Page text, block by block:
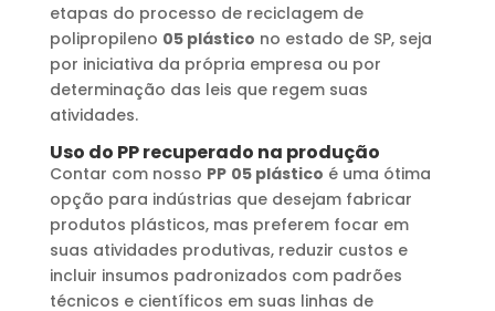
etapas do processo de reciclagem de
polipropileno 05 plástico no estado de SP, seja
por iniciativa da própria empresa ou por
determinação das leis que regem suas
atividades.
Uso do PPrecuperado na produção
Contar com nosso PP 05 plástico é uma ótima
opção para indústrias que desejam fabricar
produtos plásticos, mas preferem focar em
suas atividades produtivas, reduzir custos e
incluir insumos padronizados com padrões
técnicos e científicos em suas linhas de